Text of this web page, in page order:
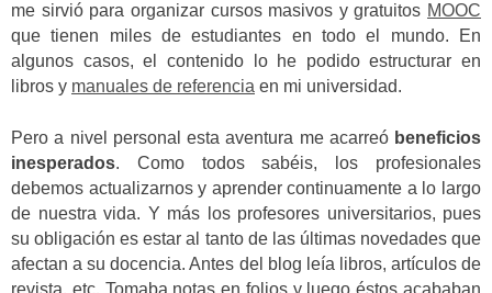
me sirvió para organizar cursos masivos y gratuitos MOOC
que tienen miles de estudiantes en todo el mundo. En
algunos casos, el contenido lo he podido estructurar en
libros y manuales de referencia en mi universidad.
Pero a nivel personal esta aventura me acarreó beneficios
inesperados. Como todos sabéis, los profesionales
debemos actualizarnos y aprender continuamente a lo largo
de nuestra vida. Y más los profesores universitarios, pues
su obligación es estar al tanto de las últimas novedades que
afectan a su docencia. Antes del blog leía libros, artículos de
revista, etc. Tomaba notas en folios y luego éstos acababan